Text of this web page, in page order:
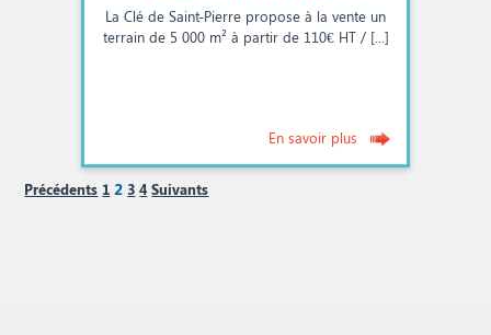
La Clé de Saint-Pierre propose à la vente un
terrain de 5 000 m² à partir de 110€ HT / [...]
En savoir plus
Précédents 1 2 3 4 Suivants